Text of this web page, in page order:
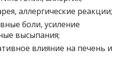
аллергические реакции;
боли, усиление
высыпания;
влияние на печень и